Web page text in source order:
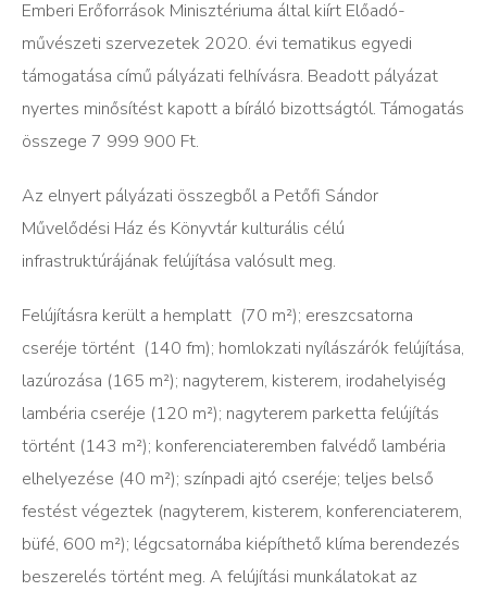
Emberi Erőforrások Minisztériuma által kiírt Előadó-
művészeti szervezetek 2020. évi tematikus egyedi
támogatása című pályázati felhívásra. Beadott pályázat
nyertes minősítést kapott a bíráló bizottságtól. Támogatás
összege 7 999 900 Ft.
Az elnyert pályázati összegből a Petőfi Sándor
Művelődési Ház és Könyvtár kulturális célú
infrastruktúrájának felújítása valósult meg.
Felújításra került a hemplatt (70 m²); ereszcsatorna
cseréje történt (140 fm); homlokzati nyílászárók felújítása,
lazúrozása (165 m²); nagyterem, kisterem, irodahelyiség
lambéria cseréje (120 m²); nagyterem parketta felújítás
történt (143 m²); konferenciateremben falvédő lambéria
elhelyezése (40 m²); színpadi ajtó cseréje; teljes belső
festést végeztek (nagyterem, kisterem, konferenciaterem,
büfé, 600 m²); légcsatornába kiépíthető klíma berendezés
beszerelés történt meg. A felújítási munkálatokat az